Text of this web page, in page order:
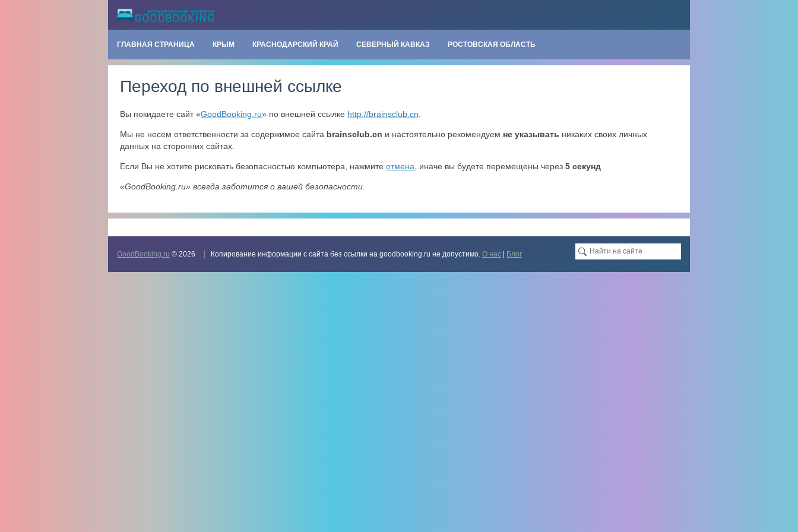
ГЛАВНАЯ СТРАНИЦА КРЫМ КРАСНОДАРСКИЙ КРАЙ СЕВЕРНЫЙ КАВКАЗ РОСТОВСКАЯ ОБЛАСТЬ
Переход по внешней ссылке
Вы покидаете сайт «GoodBooking.ru» по внешней ссылке http://brainsclub.cn
Мы не несем ответственности за содержимое сайта brainsclub.cn и настоятельно рекомендуем не указывать никаких своих личных
данных на сторонних сайтах.
Если Вы не хотите рисковать безопасностью компьютера, нажмите отмена , иначе вы будете перемещены через 4 секунд
«GoodBooking.ru» всегда заботится о вашей безопасности.
GoodBooking.ru © 2026 Копирование информации с сайта без ссылки на goodbooking.ru не допустимо. О нас Блог